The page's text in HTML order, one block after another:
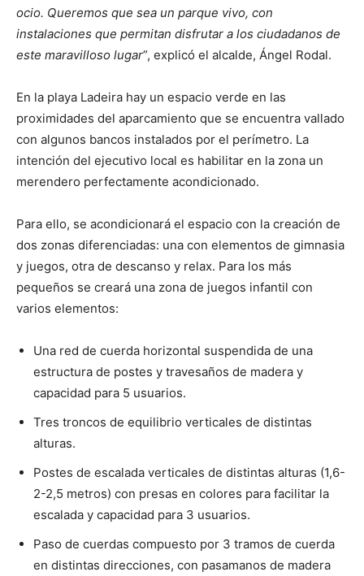
ocio. Queremos que sea un parque vivo, con
instalaciones que permitan disfrutar a los ciudadanos de
este maravilloso lugar”, explicó el alcalde, Ángel Rodal.
En la playa Ladeira hay un espacio verde en las
proximidades del aparcamiento que se encuentra vallado
con algunos bancos instalados por el perímetro. La
intención del ejecutivo local es habilitar en la zona un
merendero perfectamente acondicionado.
Para ello, se acondicionará el espacio con la creación de
dos zonas diferenciadas: una con elementos de gimnasia
y juegos, otra de descanso y relax. Para los más
pequeños se creará una zona de juegos infantil con
varios elementos:
Una red de cuerda horizontal suspendida de una
estructura de postes y travesaños de madera y
capacidad para 5 usuarios.
Tres troncos de equilibrio verticales de distintas
alturas.
Postes de escalada verticales de distintas alturas (1,6-
2-2,5 metros) con presas en colores para facilitar la
escalada y capacidad para 3 usuarios.
Paso de cuerdas compuesto por 3 tramos de cuerda
en distintas direcciones, con pasamanos de madera